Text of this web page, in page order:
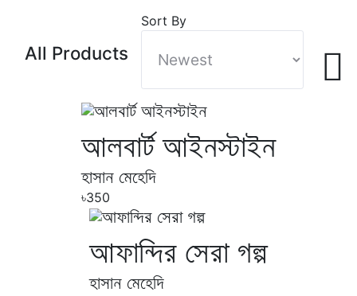
All Products
Sort By
আলবার্ট আইনস্টাইন
হাসান মেহেদি
৳350
আফান্দির সেরা গল্প
হাসান মেহেদি